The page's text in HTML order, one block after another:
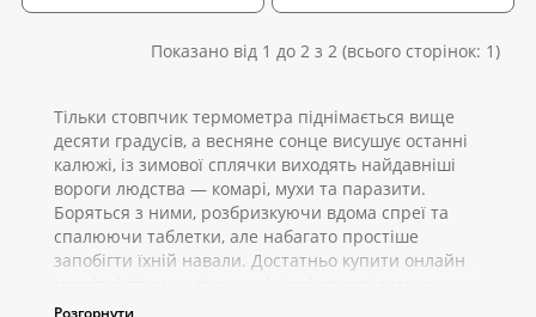
Показано від 1 до 2 з 2 (всього сторінок: 1)
Тільки стовпчик термометра піднімається вище
десяти градусів, а весняне сонце висушує останні
калюжі, із зимової сплячки виходять найдавніші
вороги людства — комарі, мухи та паразити.
Боряться з ними, розбризкуючи вдома спреї та
спалюючи таблетки, але набагато простіше
запобігти їхній навали. Достатньо купити онлайн
страшні.
Розгорнути